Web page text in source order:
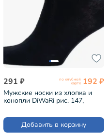
291 ₽ по клубной
карте 192 ₽
Мужские носки из хлопка и
конопли DiWaRi рис. 147,
Добавить в корзину